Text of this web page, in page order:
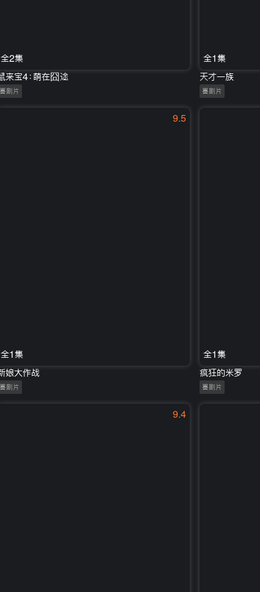
全2集
来宝4：萌在囧途
喜剧片
全1集
天才一族
喜剧片
9.5
全1集
娘大作战
喜剧片
全1集
疯狂的米罗
喜剧片
9.4